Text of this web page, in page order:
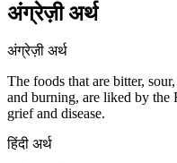
अंग्रेज़ी अर्थ
अंग्रेज़ी अर्थ
The foods that are bitter,
and burning, are liked by the
grief and disease.
हिंदी अर्थ